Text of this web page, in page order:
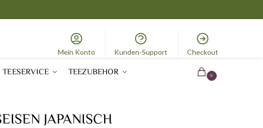
Mein Konto Kunden-Support Checkout
TEESERVICE TEEZUBEHOR 0
JAPANISCH